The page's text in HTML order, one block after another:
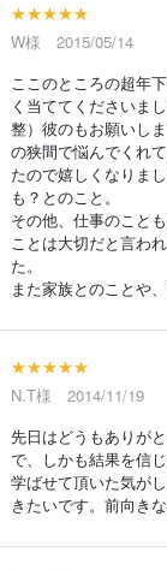
★★★★★
W様 2015/05/14
ここのところの超年
く当ててくださいま
整）彼のもお願いし
の狭間で悩んでくれ
たので嬉しくなりま
も？とのこと。
その他、仕事のこと
ことは大切だと言わ
た。
また家族とのことや
★★★★★
N.T様 2014/11/19
先日はどうもありが
で、しかも結果を信
学ばせて頂いた気が
きたいです。前向き